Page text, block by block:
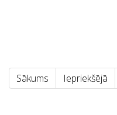
Sākums Iepriekšējā